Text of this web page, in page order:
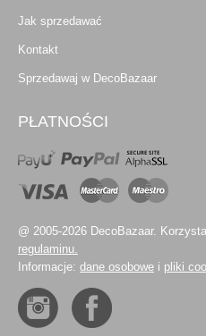
Jak sprzedawać
Kontakt
Sprzedawaj w DecoBazaar
PŁATNOŚCI
@ 2005-2026 DecoBazaar.
regulaminu.
Informacje: dane osobowe i pliki